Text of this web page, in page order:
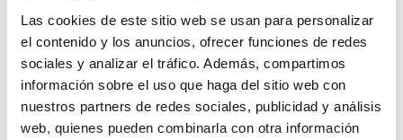
Las cookies de este sitio web se usan para personalizar
el contenido y los anuncios, ofrecer funciones de redes
sociales y analizar el tráfico. Además, compartimos
información sobre el uso que haga del sitio web con
nuestros partners de redes sociales, publicidad y análisis
web, quienes pueden combinarla con otra información
Fase 3: La muestra se analiza en el laboratorio
mediante secuenciación masiva.
Se recomienda la realización del test ERA:
En fallos recurrentes de implantación con embriones
de buena calidad.